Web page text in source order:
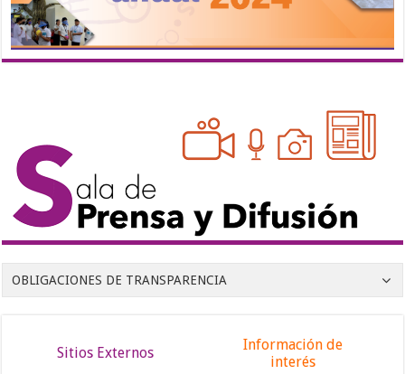
OBLIGACIONES DE TRANSPARENCIA
Sitios Externos
Información de
interés